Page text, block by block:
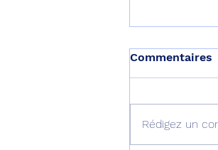
Commentaires
Rédigez un